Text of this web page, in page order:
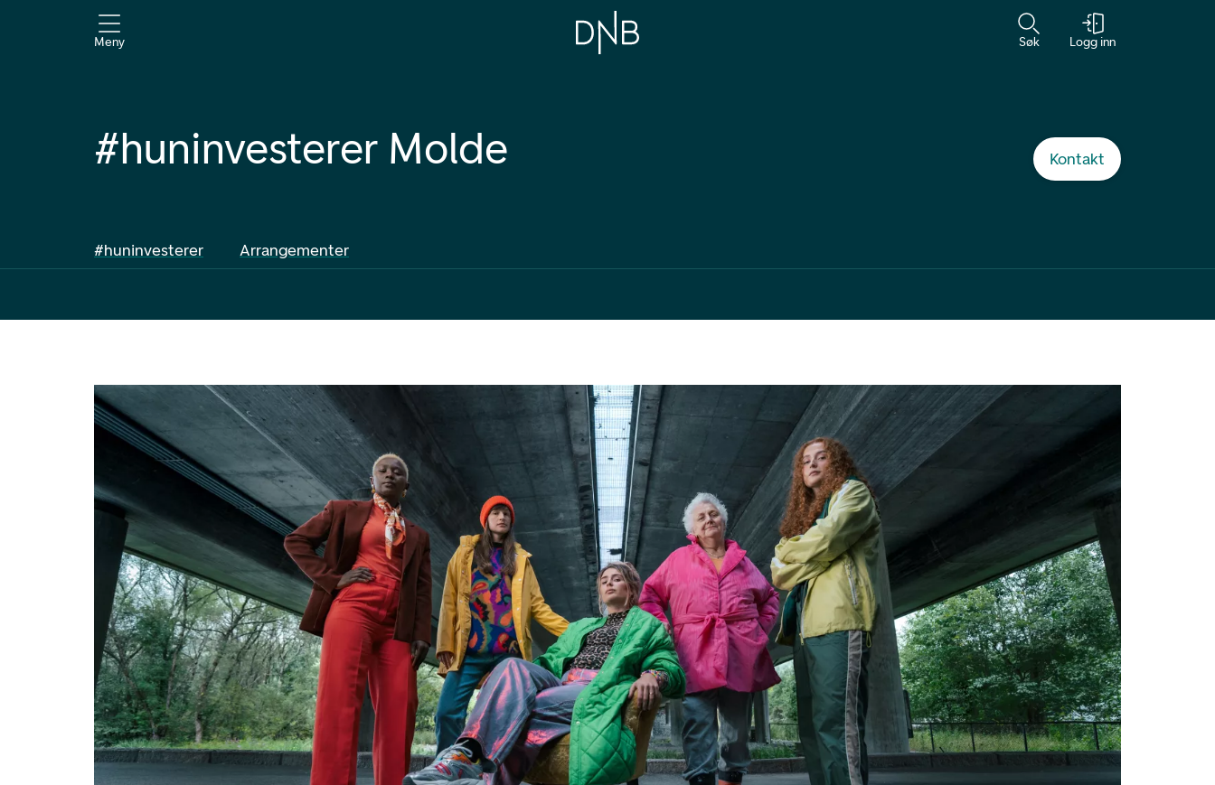
Meny Søk Logg inn
Kontakt
#huninvesterer Molde
#huninvesterer Arrangementer